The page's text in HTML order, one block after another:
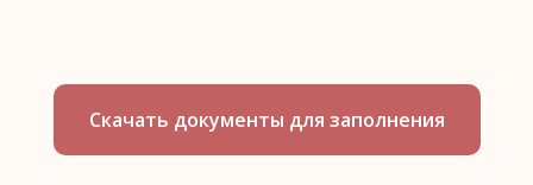
Скачать документы для заполнения